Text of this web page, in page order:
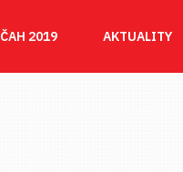
ČAH 2019 AKTUALITY